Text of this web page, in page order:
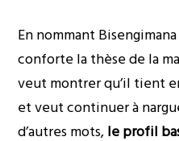
En nommant
conforte la thèse de la
veut montrer qu’il tient
et veut continuer à
d’autres mots,le profil